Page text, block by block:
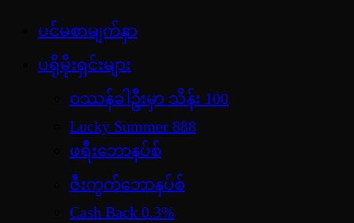
content
jdbKX News
အားကစားသတင်း | ရုပ်ရှင်အညွှန်း | စာအုပ်စင် |
ဝတ္ထုတို
ပင်မစာမျက်နှာ
ပရိုမိုးရှင်းများ
ဝဿန်ခါဦးမှာ သိန်း 100
Lucky Summer 888
ဖရီးဘောနပ်စ်
ဇီးကွက်ဘောနပ်စ်
Cash Back 0.3%